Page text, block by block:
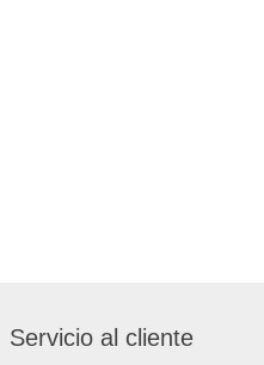
Servicio al cliente